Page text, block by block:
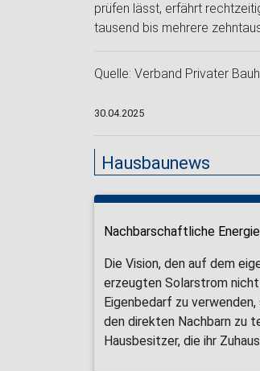
prüfen lässt, erfährt
tausend bis mehrere
Quelle: Verband Privater
30.04.2025
Hausbaunews
Nachbarschaftliche
Die Vision, den auf dem
erzeugten Solarstrom
Eigenbedarf zu
den direkten Nachbarn zu
Hausbesitzer, die ihr